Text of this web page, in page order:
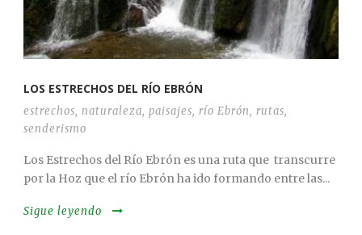
LOS ESTRECHOS DEL RÍO EBRÓN
estrechos, naturaleza, paisajes, río Ebrón, rutas,
senderismo
Los Estrechos del Río Ebrón es una ruta que transcurre
por la Hoz que el río Ebrón ha ido formando entre las...
Sigue leyendo